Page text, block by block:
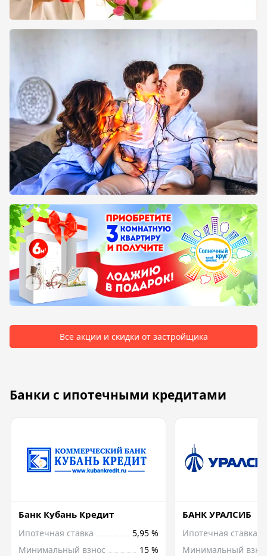
Все акции и скидки от застройщика
Банки с ипотечными кредитами
Банк Кубань Кредит
Ипотечная ставка
5,95 %
Минимальный взнос
15 %
БАНК УРАЛСИБ
Ипотечная ставка
Минимальный